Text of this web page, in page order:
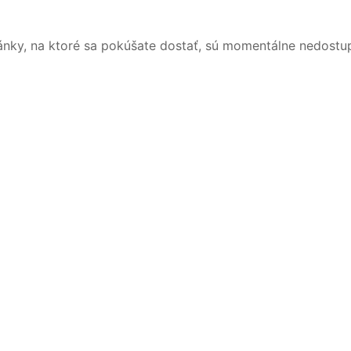
na ktoré sa pokúšate dostať, sú momentálne